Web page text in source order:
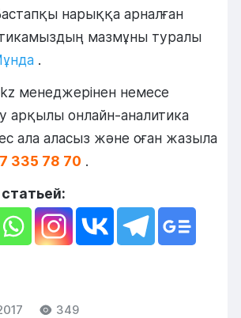
нарыққа арналған
мазмұны туралы
.
менеджерінен немесе
арқылы онлайн-аналитика
ала аласыз және оған жазыла
335 78 70 .
349